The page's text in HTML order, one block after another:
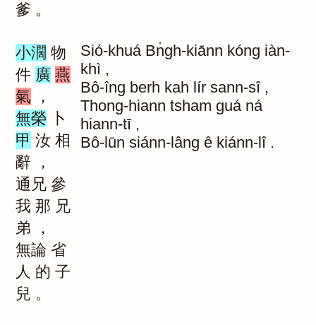
爹 。
小濶 物
件 廣 燕
氣
，
無榮
卜
甲 汝 相
辭
，
通兄 參
我 那 兄
弟
，
無論 省
人 的 子
兒 。
Sió-khuá Bn̍gh-kiānn kóng iàn-
khì ,
Bô-îng berh kah lír sann-sî ,
Thong-hiann tsham guá ná
hiann-tī ,
Bô-lūn siánn-lâng ê kiánn-lî .